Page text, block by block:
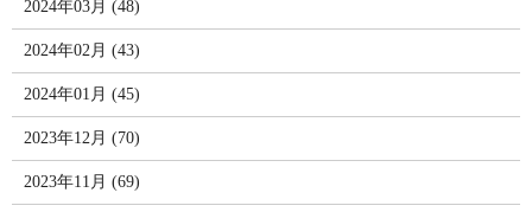
2024年03月 (48)
2024年02月 (43)
2024年01月 (45)
2023年12月 (70)
2023年11月 (69)